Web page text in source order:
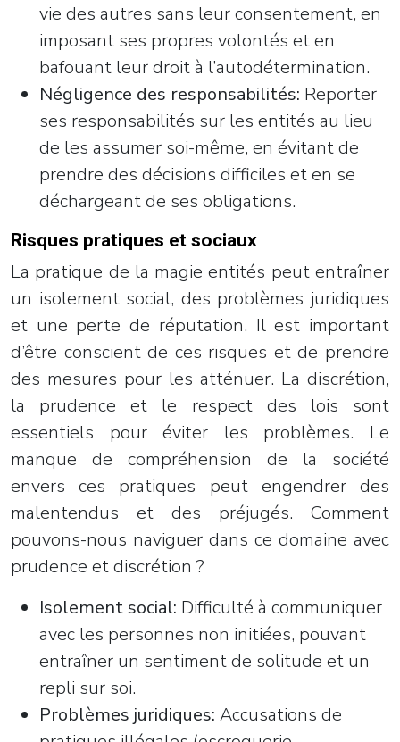
vie des autres sans leur consentement, en
imposant ses propres volontés et en
bafouant leur droit à l’autodétermination.
Négligence des responsabilités: Reporter
ses responsabilités sur les entités au lieu
de les assumer soi-même, en évitant de
prendre des décisions difficiles et en se
déchargeant de ses obligations.
Risques pratiques et sociaux
La pratique de la magie entités peut entraîner
un isolement social, des problèmes juridiques
et une perte de réputation. Il est important
d’être conscient de ces risques et de prendre
des mesures pour les atténuer. La discrétion,
la prudence et le respect des lois sont
essentiels pour éviter les problèmes. Le
manque de compréhension de la société
envers ces pratiques peut engendrer des
malentendus et des préjugés. Comment
pouvons-nous naviguer dans ce domaine avec
prudence et discrétion ?
Isolement social: Difficulté à communiquer
avec les personnes non initiées, pouvant
entraîner un sentiment de solitude et un
repli sur soi.
Problèmes juridiques: Accusations de